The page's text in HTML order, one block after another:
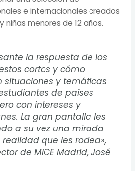
e internacionales creados
niñas menores de 12 años.
la respuesta de los
cortos y cómo
situaciones y temáticas
de países
con intereses y
La gran pantalla les
a su vez una mirada
que les rodea»,
de MICE Madrid, José